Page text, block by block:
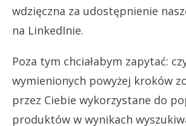
wdzięczna za udostępnienie
na LinkedInie.
Poza tym chciałabym zapytać:
wymienionych powyżej kroków
przez Ciebie wykorzystane do
produktów w wynikach